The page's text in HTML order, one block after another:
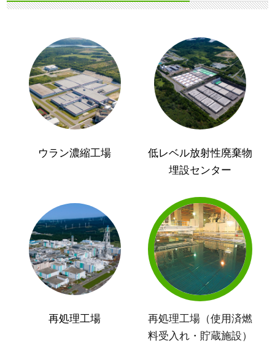
ウラン濃縮工場
低レベル放射性廃棄物
埋設センター
再処理工場
再処理工場（使用済燃
料受入れ・貯蔵施設）